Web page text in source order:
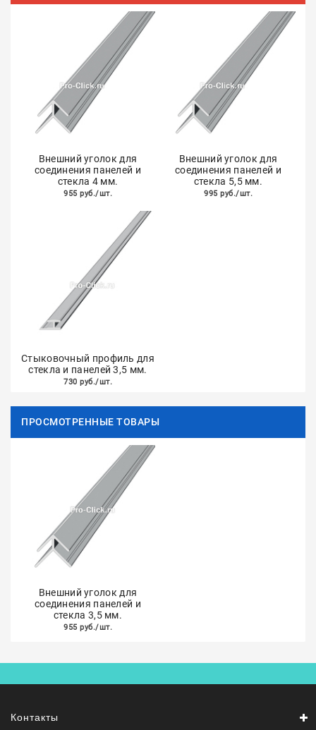
Внешний уголок для
соединения панелей и
стекла 4 мм.
955 руб./шт.
Внешний уголок для
соединения панелей и
стекла 5,5 мм.
995 руб./шт.
Стыковочный профиль для
стекла и панелей 3,5 мм.
730 руб./шт.
ПРОСМОТРЕННЫЕ ТОВАРЫ
Внешний уголок для
соединения панелей и
стекла 3,5 мм.
955 руб./шт.
Контакты